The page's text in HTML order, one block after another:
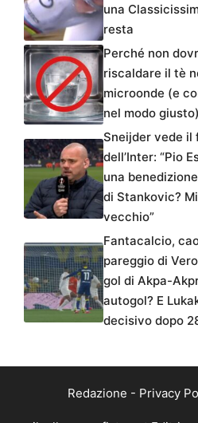
una
resta
Perché non
riscaldare il tè
microonde (e
nel modo giusto)
Sneijder vede il
dell’Inter: “Pio
una
di Stankovic?
vecchio”
Fantacalcio,
pareggio di
gol di Akpa-
autogol? E
decisivo dopo
Redazione - Privacy